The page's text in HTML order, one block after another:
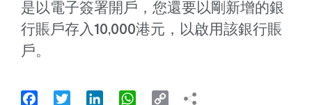
是以電子簽署開戶，您還要以剛新增的銀
行賬戶存入10,000港元，以啟用該銀行賬
戶。
FacebookTwitter LinkedInWhatsApp
Copy